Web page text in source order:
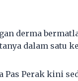
derma
dalam satu
Pas Perak kini